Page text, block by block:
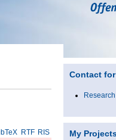
RTF RIS
Contact for
Research
My